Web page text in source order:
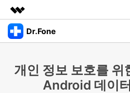
주요 제품
유틸리티
개요
Dr.Fone
특징
개인 정보 보호를 위
Android 데이